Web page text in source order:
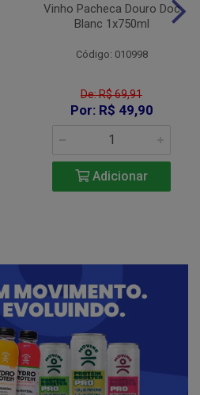
Vinho Pacheca Douro Doc
Blanc 1x750ml
Código: 010998
De: R$ 69,91
Por: R$ 49,90
Adicionar